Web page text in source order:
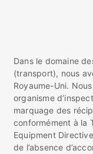
Dans le domaine
(transport), nous
Royaume-Uni.
organisme
marquage des
conformément à la
Equipment
de l’absence